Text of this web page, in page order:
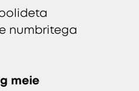
numbritega
meie